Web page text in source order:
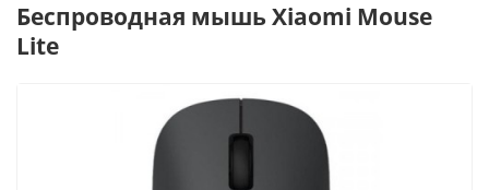
Беспроводная мышь Xiaomi Mouse
Lite